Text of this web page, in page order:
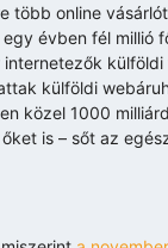
online
évben fél millió
külföldi
közel 1000
is – sőt az